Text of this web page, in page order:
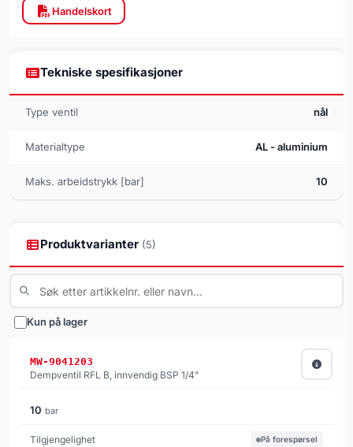
Handelskort
Tekniske spesifikasjoner
Type ventil nål
Materialtype AL - aluminium
Maks. arbeidstrykk [bar] 10
Produktvarianter (5)
Kun på lager
MW-9041203
Dempventil RFL B, innvendig BSP 1/4"
10 bar
På forespørsel